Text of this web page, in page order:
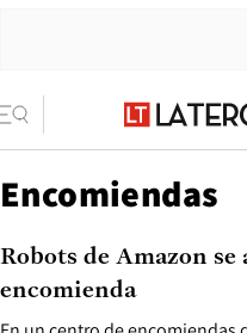
Encomiendas
Robots de Amazon se
encomienda